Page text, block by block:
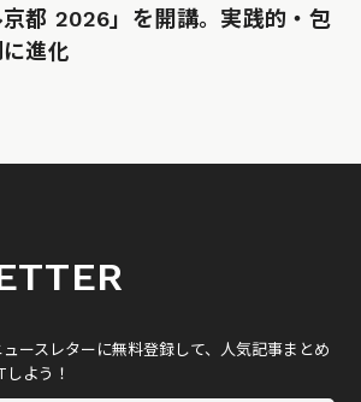
都 2026」を開講。実践的・包
進化
ースレターに無料登録して、人気記事まとめ
よう！